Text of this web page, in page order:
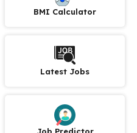
BMI Calculator
Latest Jobs